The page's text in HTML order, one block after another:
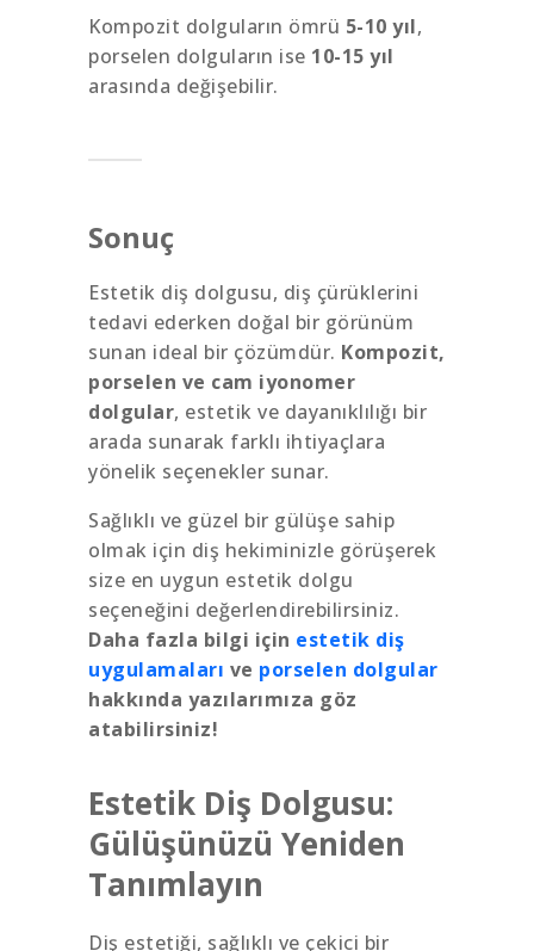
Kompozit dolguların ömrü 5-10 yıl,
porselen dolguların ise 10-15 yıl
arasında değişebilir.
Sonuç
Estetik diş dolgusu, diş çürüklerini
tedavi ederken doğal bir görünüm
sunan ideal bir çözümdür. Kompozit,
porselen ve cam iyonomer
dolgular, estetik ve dayanıklılığı bir
arada sunarak farklı ihtiyaçlara
yönelik seçenekler sunar.
Sağlıklı ve güzel bir gülüşe sahip
olmak için diş hekiminizle görüşerek
size en uygun estetik dolgu
seçeneğini değerlendirebilirsiniz.
Daha fazla bilgi için estetik diş
uygulamaları ve porselen dolgular
hakkında yazılarımıza göz
atabilirsiniz!
Estetik Diş Dolgusu:
Gülüşünüzü Yeniden
Tanımlayın
Diş estetiği, sağlıklı ve çekici bir